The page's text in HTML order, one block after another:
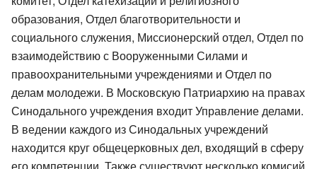
образования, Отдел благотворительности и
социального служения, Миссионерский отдел, Отдел по
взаимодействию с Вооруженными Силами и
правоохранительными учреждениями и Отдел по
делам молодежи. В Московскую Патриархию на правах
Синодального учреждения входит Управление делами.
В ведении каждого из Синодальных учреждений
находится круг общецерковных дел, входящий в сферу
его компетенции. Также существуют несколько комисий